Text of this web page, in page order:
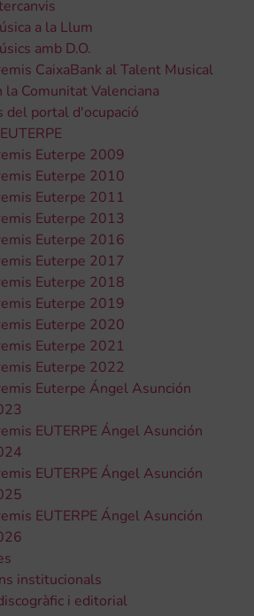
a la Llum
amb D.O.
CaixaBank al Talent Musical
la Comunitat Valenciana
del portal d'ocupació
Euterpe 2009
Euterpe 2010
Euterpe 2011
Euterpe 2013
Euterpe 2016
Euterpe 2017
Euterpe 2018
Euterpe 2019
Euterpe 2020
Euterpe 2021
Euterpe 2022
Euterpe Ángel Asunción
EUTERPE Ángel Asunción
EUTERPE Ángel Asunción
EUTERPE Ángel Asunción
institucionals
i editorial